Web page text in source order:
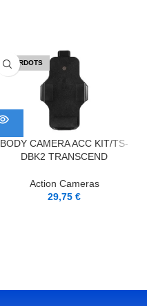
IZPĀRDOTS
BODY CAMERA ACC KIT/TS-
DBK2 TRANSCEND
Action Cameras
29,75€